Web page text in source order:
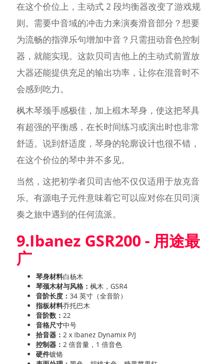
在这个价位上，主动式 2 段均衡器改变了游戏规
则。需要中音域的冲击力来演奏滑音部分？想要
为流畅的指弹乐句增加中音？只需扭动音色控制
器，就能实现。这款贝司吉他上的主动式前置放
大器还能提供充足的输出功率，让你在混音时不
会感到吃力。
枫木琴颈手感极佳，加上椴木琴身，使这把琴具
有超强的平衡感，在长时间练习或演出时也非常
舒适。说到舒适度，琴身的轮廓设计也很不错，
在这个价位的琴中并不多见。
当然，这把初学者贝司吉他不仅仅适用于放克音
乐。有源电子元件意味着它可以应对你在贝司演
奏之旅中遇到的任何流派。
9.Ibanez GSR200 - 用途最
广
琴身材料白杨木
琴颈木材与风格： 枫木，GSR4
音阶长度： 34 英寸（全音阶）
指板材料乔托巴木
音阶数： 22
音格尺寸中号
拾音器： 2 x Ibanez Dynamix P/J
控制器： 2 倍音量，1 倍音色
硬件镀铬